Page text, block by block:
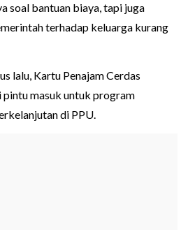
soal bantuan biaya, tapi juga
terhadap keluarga kurang
lalu, Kartu Penajam Cerdas
masuk untuk program
di PPU.